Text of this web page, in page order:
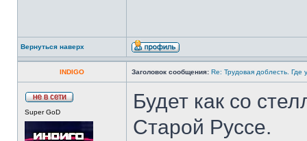
Вернуться наверх
INDIGO Заголовок сообщения: Re: Трудовая доблесть. Где
Super GoD
Будет как со
Старой Руссе.